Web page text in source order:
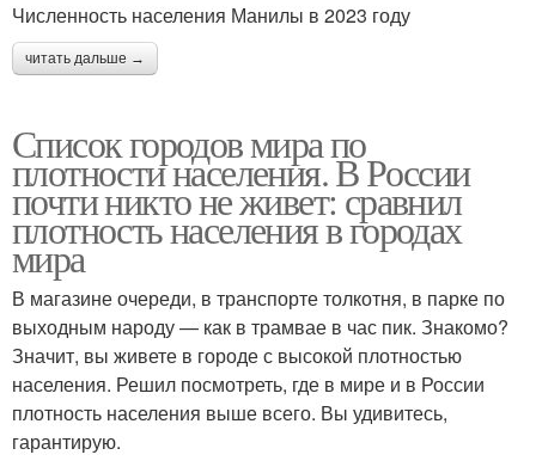
Численность населения Манилы в 2023 году
читать дальше →
Список городов мира по
плотности населения. В России
почти никто не живет: сравнил
плотность населения в городах
мира
В магазине очереди, в транспорте толкотня, в парке по
выходным народу — как в трамвае в час пик. Знакомо?
Значит, вы живете в городе с высокой плотностью
населения. Решил посмотреть, где в мире и в России
плотность населения выше всего. Вы удивитесь,
гарантирую.